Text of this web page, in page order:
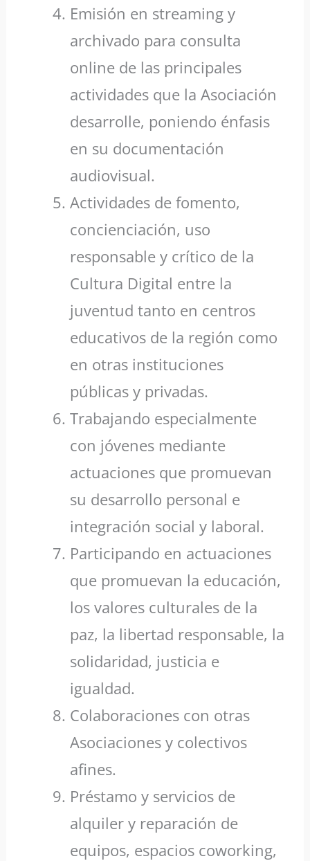
Emisión en streaming y
archivado para consulta
online de las principales
actividades que la Asociación
desarrolle, poniendo énfasis
en su documentación
audiovisual.
Actividades de fomento,
concienciación, uso
responsable y crítico de la
Cultura Digital entre la
juventud tanto en centros
educativos de la región como
en otras instituciones
públicas y privadas.
Trabajando especialmente
con jóvenes mediante
actuaciones que promuevan
su desarrollo personal e
integración social y laboral.
Participando en actuaciones
que promuevan la educación,
los valores culturales de la
paz, la libertad responsable, la
solidaridad, justicia e
igualdad.
Colaboraciones con otras
Asociaciones y colectivos
afines.
Préstamo y servicios de
alquiler y reparación de
equipos, espacios coworking,